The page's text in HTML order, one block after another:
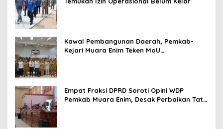
Kawal Pembangunan Daerah, Pemkab-
Kejari Muara Enim Teken MoU
Empat Fraksi DPRD Soroti Opini WDP
Pemkab Muara Enim, Desak Perbaikan Tata